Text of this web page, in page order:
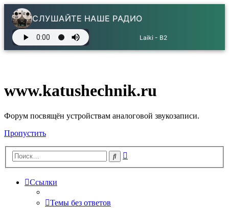
СЛУШАЙТЕ НАШЕ РАДИО
Laiki - B2
www.katushechnik.ru
Форум посвящён устройствам аналоговой звукозаписи.
Пропустить
Поиск
Ссылки
Темы без ответов